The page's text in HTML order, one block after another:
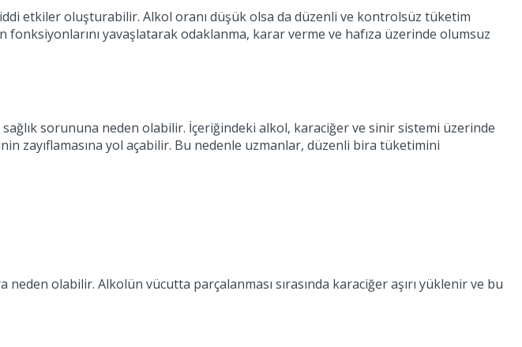
etkiler oluşturabilir. Alkol oranı düşük olsa da düzenli ve kontrolsüz tüketim
fonksiyonlarını yavaşlatarak odaklanma, karar verme ve hafıza üzerinde olumsuz
sorununa neden olabilir. İçeriğindeki alkol, karaciğer ve sinir sistemi üzerinde
zayıflamasına yol açabilir. Bu nedenle uzmanlar, düzenli bira tüketimini
olabilir. Alkolün vücutta parçalanması sırasında karaciğer aşırı yüklenir ve bu